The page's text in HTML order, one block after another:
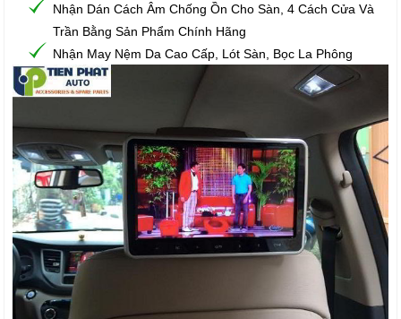
Nhận Dán Cách Âm Chống Ồn Cho Sàn, 4 Cách Cửa Và
Trần Bằng Sản Phẩm Chính Hãng
Nhận May Nệm Da Cao Cấp, Lót Sàn, Bọc La Phông